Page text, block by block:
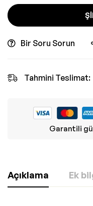
Bir Soru Sorun
Tahmini Teslimat:
Garantili
Açıklama Ek